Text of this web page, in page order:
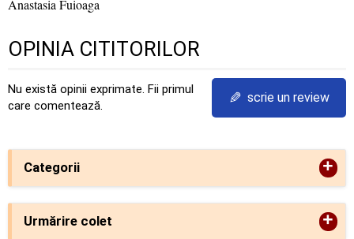
Categorii +
Urmărire colet +
Anastasia Fuioaga
OPINIA CITITORILOR
Nu există opinii exprimate. Fii primul
care comentează.
✎ scrie un review